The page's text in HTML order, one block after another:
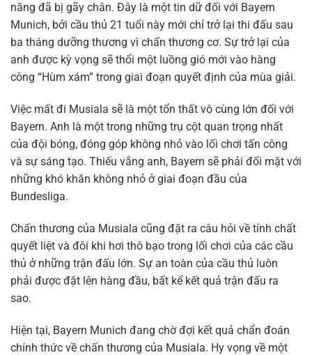
năng đã bị gãy chân. Đây là một tin dữ đối với Bayern
Munich, bởi cầu thủ 21 tuổi này mới chỉ trở lại thi đấu sau
ba tháng dưỡng thương vì chấn thương cơ. Sự trở lại của
anh được kỳ vọng sẽ thổi một luồng gió mới vào hàng
công “Hùm xám” trong giai đoạn quyết định của mùa giải.
Việc mất đi Musiala sẽ là một tổn thất vô cùng lớn đối với
Bayern. Anh là một trong những trụ cột quan trọng nhất
của đội bóng, đóng góp không nhỏ vào lối chơi tấn công
và sự sáng tạo. Thiếu vắng anh, Bayern sẽ phải đối mặt với
những khó khăn không nhỏ ở giai đoạn đầu của
Bundesliga.
Chấn thương của Musiala cũng đặt ra câu hỏi về tính chất
quyết liệt và đôi khi hơi thô bạo trong lối chơi của các cầu
thủ ở những trận đấu lớn. Sự an toàn của cầu thủ luôn
phải được đặt lên hàng đầu, bất kể kết quả trận đấu ra
sao.
Hiện tại, Bayern Munich đang chờ đợi kết quả chẩn đoán
chính thức về chấn thương của Musiala. Hy vọng về một